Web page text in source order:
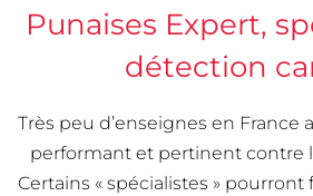
Punaises Expert,
détection
Très peu d’enseignes en France
performant et pertinent contre
Certains « spécialistes »